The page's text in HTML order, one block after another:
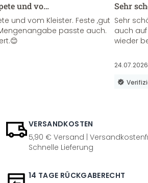
und vo…
und vom Kleister. Feste ,gut
passte auch.
Sehr
Sehr
auch
wieder
24.07.2026
VERSANDKOSTEN
5,90 € Versand |
Schnelle Lieferung
14 TAGE RÜCKGABERECHT